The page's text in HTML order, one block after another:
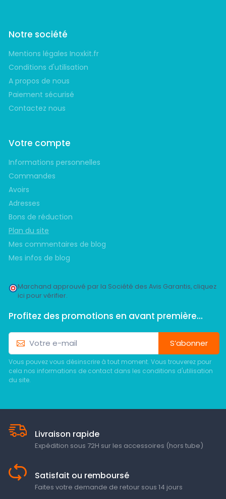
Notre société
Mentions légales Inoxkit.fr
Conditions d'utilisation
A propos de nous
Paiement sécurisé
Contactez nous
Votre compte
Informations personnelles
Commandes
Avoirs
Adresses
Bons de réduction
Plan du site
Mes commentaires de blog
Mes infos de blog
Marchand approuvé par la Société des Avis Garantis, cliquez
ici pour vérifier.
Profitez des promotions en avant première...
S’abonner
Vous pouvez vous désinscrire à tout moment. Vous trouverez pour
cela nos informations de contact dans les conditions d'utilisation
du site.
Livraison rapide
Expédition sous 72H sur les accessoires (hors tube)
Satisfait ou remboursé
Faites votre demande de retour sous 14 jours